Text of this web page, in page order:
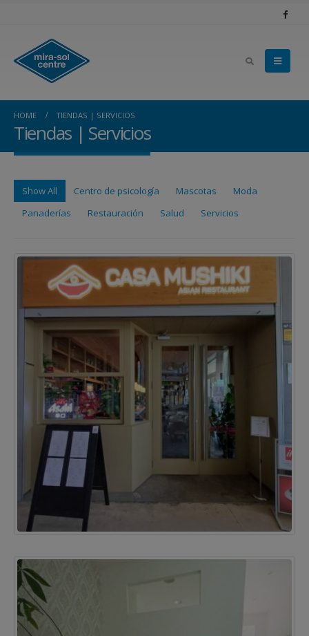
HOME TIENDAS | SERVICIOS
Tiendas | Servicios
Show All Centro de psicología Mascotas
Moda
Panaderías
Restauración Salud Servicios